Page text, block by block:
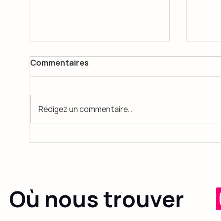
Commentaires
Rédigez un commentaire...
Où nous trouver